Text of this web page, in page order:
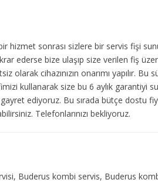
hizmet sonrası sizlere bir servis fişi
ederse bize ulaşıp size verilen fiş
olarak cihazınızın onarımı yapılır.
kullanarak size bu 6 aylık garantiyi
ediyoruz. Bu sırada bütçe dostu
Telefonlarınızı bekliyoruz.
Buderus kombi servis, Buderus